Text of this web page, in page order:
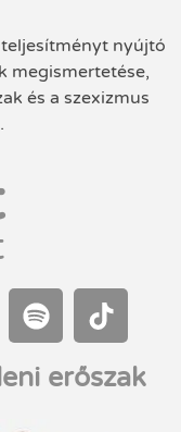
nyújtó
megismertetése,
és a szexizmus
erőszak